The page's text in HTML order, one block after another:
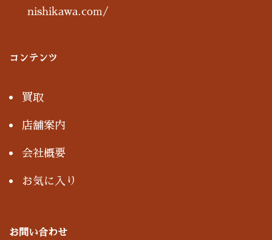
nishikawa.com/
コンテンツ
買取
店舗案内
会社概要
お気に入り
お問い合わせ